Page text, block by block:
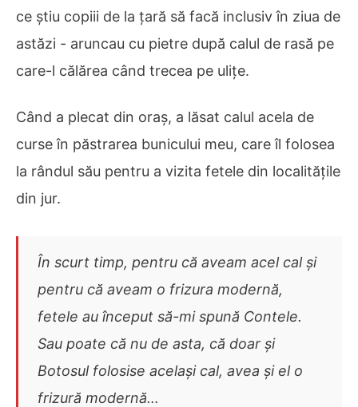
ce știu copiii de la țară să facă inclusiv în ziua de
astăzi - aruncau cu pietre după calul de rasă pe
care-l călărea când trecea pe ulițe.
Când a plecat din oraș, a lăsat calul acela de
curse în păstrarea bunicului meu, care îl folosea
la rândul său pentru a vizita fetele din localitățile
din jur.
În scurt timp, pentru că aveam acel cal și
pentru că aveam o frizura modernă,
fetele au început să-mi spună Contele.
Sau poate că nu de asta, că doar și
Botosul folosise același cal, avea și el o
frizură modernă…